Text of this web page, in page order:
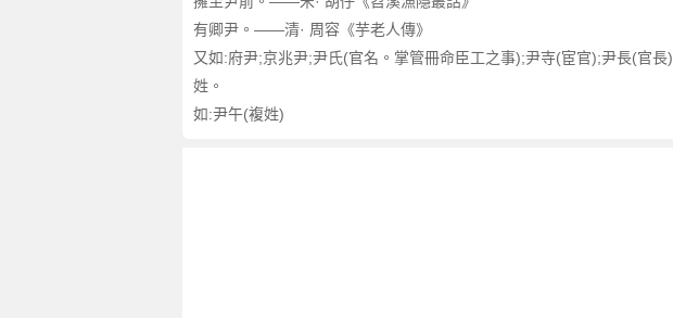
有卿尹。——清· 周容《芋老人傳》
又如:府尹;京兆尹;尹氏(官名。掌管冊命臣工之事);尹寺(宦官);尹長(官長)
姓。
如:尹午(複姓)